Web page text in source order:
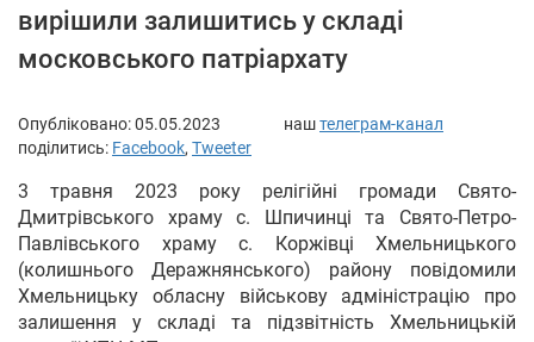
вирішили залишитись у складі
московського патріархату
Опубліковано:05.05.2023 наштелеграм-канал
поділитись: Facebook, Tweeter
3 травня 2023 року релігійні громади Свято-
Дмитрівського храму с. Шпичинці та Свято-Петро-
Павлівського храму с. Коржівці Хмельницького
(колишнього Деражнянського) району повідомили
Хмельницьку обласну військову адміністрацію про
залишення у складі та підзвітність Хмельницькій